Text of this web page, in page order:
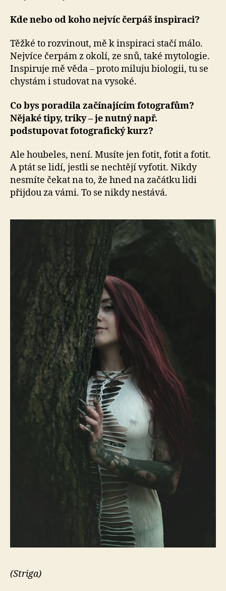
Kde nebo od koho nejvíc čerpáš inspiraci?
Těžké to rozvinout, mě k inspiraci stačí málo.
Nejvíce čerpám z okolí, ze snů, také mytologie.
Inspiruje mě věda – proto miluju biologii, tu se
chystám i studovat na vysoké.
Co bys poradila začínajícím fotografům?
Nějaké tipy, triky – je nutný např.
podstupovat fotografický kurz?
Ale houbeles, není. Musíte jen fotit, fotit a fotit.
A ptát se lidí, jestli se nechtějí vyfotit. Nikdy
nesmíte čekat na to, že hned na začátku lidi
přijdou za vámi. To se nikdy nestává.
(Striga)